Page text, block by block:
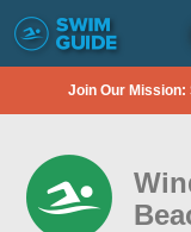
Join Our Mission: